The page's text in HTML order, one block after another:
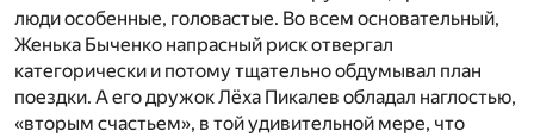
люди особенные, головастые. Во всем основательный,
Женька Быченко напрасный риск отвергал
категорически и потому тщательно обдумывал план
поездки. А его дружок Лёха Пикалев обладал наглостью,
«вторым счастьем», в той удивительной мере, что